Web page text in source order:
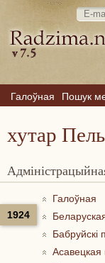
Галоўная Пошук
хутар
1924
Галоўная
Бабруйскі
Асавецкая